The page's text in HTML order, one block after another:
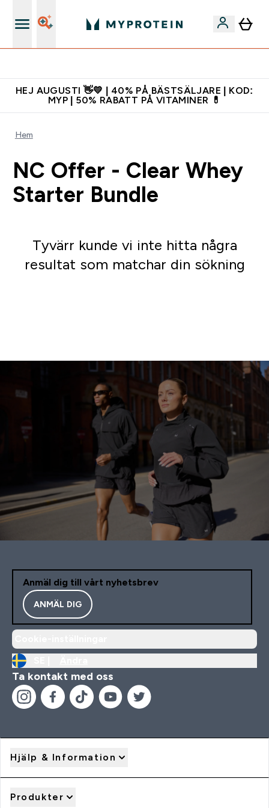
HEJ AUGUSTI 👋💛 | 40% PÅ BÄSTSÄLJARE | KOD:
MYP | 50% RABATT PÅ VITAMINER 💊
Hem
NC Offer - Clear Whey
Starter Bundle
Tyvärr kunde vi inte hitta några
resultat som matchar din sökning
Anmäl dig till vårt nyhetsbrev
ANMÄL DIG
Ta kontakt med oss
Hjälp & Information
Produkter